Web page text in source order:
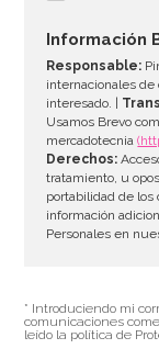
Información
Responsable:
internacionales de
interesado. |
Usamos Brevo
mercadotecnia
Derechos:
tratamiento, u
portabilidad de los
información
Personales en
* Introduciendo mi
comunicaciones
leído la política de